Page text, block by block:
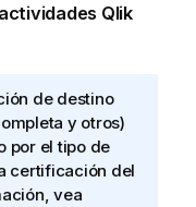
Qlik
de destino
y otros)
por el tipo de
certificación del
vea